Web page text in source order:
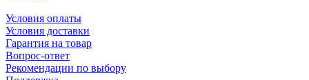
Условия оплаты
Условия доставки
Гарантия на товар
Вопрос-ответ
Рекомендации по выбору